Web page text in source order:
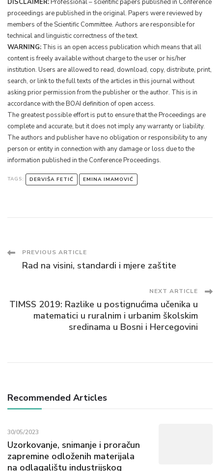
DISCLAIMER:Professional – scientific papers published in Conference
proceedings are published in the original. Papers were reviewed by
members of the Scientific Committee. Authors are responsible for
technical and linguistic correctness of the text.
WARNING: This is an open access publication which means that all
content is freely available without charge to the user or his/her
institution. Users are allowed to read, download, copy, distribute, print,
search, or link to the full texts of the articles in this journal without
asking prior permission from the publisher or the author. This is in
accordance with the BOAI definition of open access.
The greatest possible effort is put to ensure that the Proceedings are
complete and accurate, but it does not imply any warranty or liability.
The authors and publisher have no obligation or responsibility to any
person or entity in connection with any damage or loss due to the
information published in the Conference Proceedings.
TAGS: DERVIŠA FETIĆ EMINA IMAMOVIĆ
Post
PREVIOUS ARTICLE
Rad na visini, standardi i mjere zaštite
NEXT ARTICLE
TIMSS 2019: Razlike u postignućima učenika u
matematici u ruralnim i urbanim školskim
sredinama u Bosni i Hercegovini
Recommended Articles
30/05/2023
Uzorkovanje, snimanje i proračun
zapremine odloženih materijala
na odlagalištu industrijskog